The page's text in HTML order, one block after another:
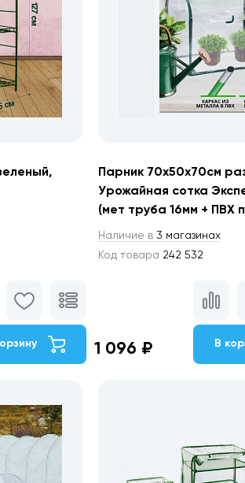
Парник 70х50х70см
Урожайная сотка
(мет труба 16мм + ПВХ
Наличие в 3 магазинах
Код товара 242 532
1 096 ₽ В